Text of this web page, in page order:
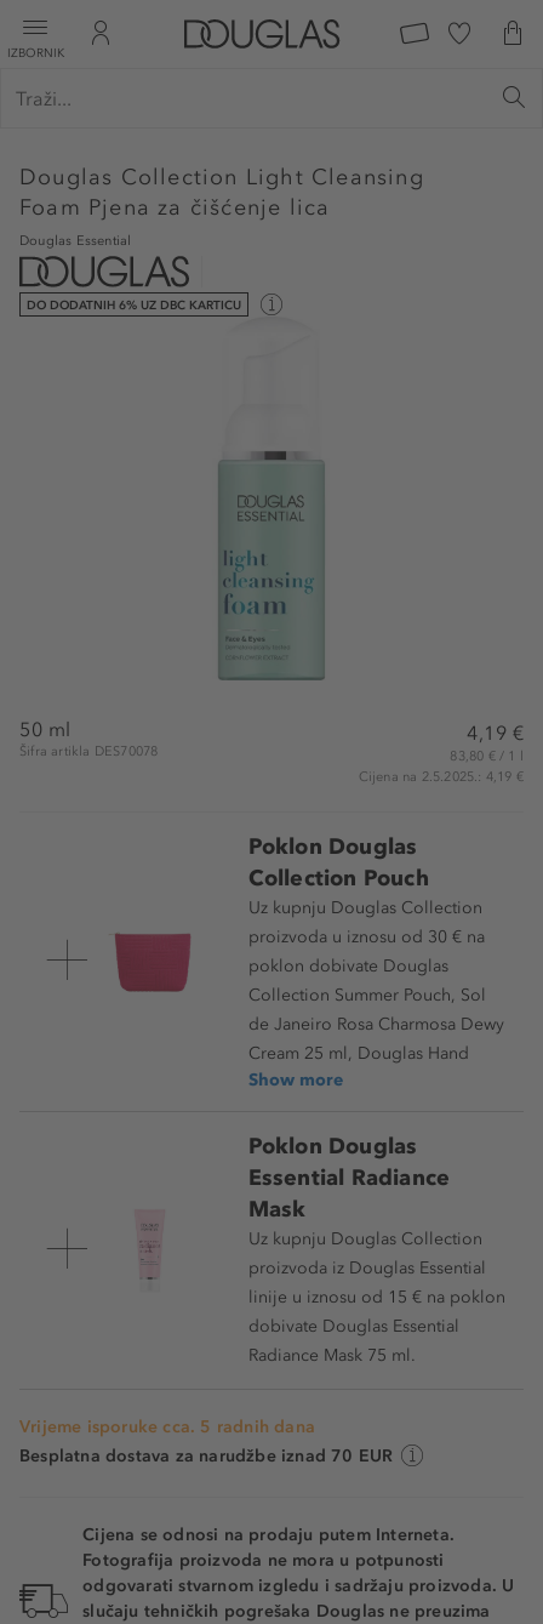
IZBORNIK
Douglas Collection Light Cleansing
Foam Pjena za čišćenje lica
Douglas Essential
DO DODATNIH 6% UZ DBC KARTICU
50 ml
Šifra artikla DES70078
4,19 €
83,80 € / 1 l
Cijena na 2.5.2025.: 4,19 €
Poklon Douglas
Collection Pouch
Uz kupnju Douglas Collection
proizvoda u iznosu od 30 € na
poklon dobivate Douglas
Collection Summer Pouch, Sol
de Janeiro Rosa Charmosa Dewy
Cream 25 ml, Douglas Hand
Show more
Poklon Douglas
Essential Radiance
Mask
Uz kupnju Douglas Collection
proizvoda iz Douglas Essential
linije u iznosu od 15 € na poklon
dobivate Douglas Essential
Radiance Mask 75 ml.
Vrijeme isporuke cca. 5 radnih dana
Besplatna dostava za narudžbe iznad 70 EUR
Cijena se odnosi na prodaju putem Interneta.
Fotografija proizvoda ne mora u potpunosti
odgovarati stvarnom izgledu i sadržaju proizvoda. U
slučaju tehničkih pogrešaka Douglas ne preuzima